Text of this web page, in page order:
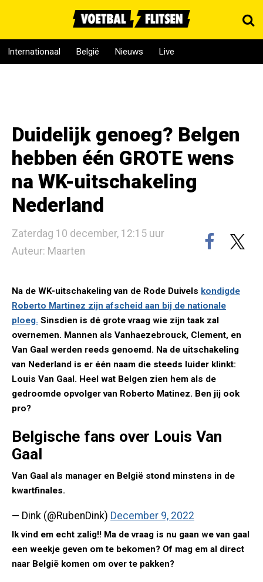
Internationaal België Nieuws Live
Duidelijk genoeg? Belgen
hebben één GROTE wens
na WK-uitschakeling
Nederland
Zaterdag 10 december, 12:15 uur
Auteur: Maarten
Na de WK-uitschakeling van de Rode Duivels kondigde
Roberto Martinez zijn afscheid aan bij de nationale
ploeg. Sinsdien is dé grote vraag wie zijn taak zal
overnemen. Mannen als Vanhaezebrouck, Clement, en
Van Gaal werden reeds genoemd. Na de uitschakeling
van Nederland is er één naam die steeds luider klinkt:
Louis Van Gaal. Heel wat Belgen zien hem als de
gedroomde opvolger van Roberto Matinez. Ben jij ook
pro?
Belgische fans over Louis Van
Gaal
Van Gaal als manager en België stond minstens in de
kwartfinales.
— Dink (@RubenDink) December 9, 2022
Ik vind em echt zalig!! Ma de vraag is nu gaan we van gaal
een weekje geven om te bekomen? Of mag em al direct
naar België komen om over te pakken?